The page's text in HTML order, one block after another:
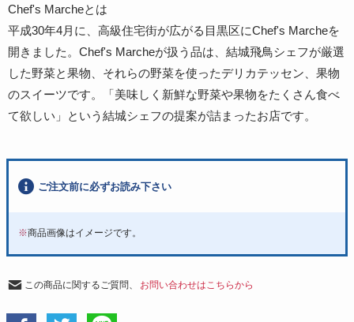
Chef's Marcheとは
平成30年4月に、高級住宅街が広がる目黒区にChef's Marcheを
開きました。Chef's Marcheが扱う品は、結城飛鳥シェフが厳選
した野菜と果物、それらの野菜を使ったデリカテッセン、果物
のスイーツです。「美味しく新鮮な野菜や果物をたくさん食べ
て欲しい」という結城シェフの提案が詰まったお店です。
ご注文前に必ずお読み下さい
※商品画像はイメージです。
この商品に関するご質問、 お問い合わせはこちらから